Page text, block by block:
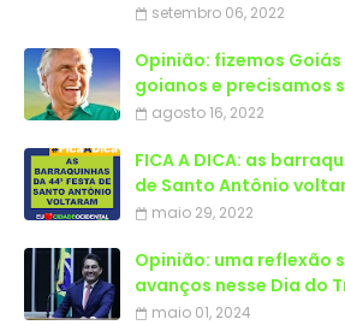
setembro 06, 2022
Opinião: fizemos
goianos e precisamos
agosto 16, 2022
FICA A DICA: as
de Santo Antônio
maio 29, 2022
Opinião: uma reflexão
avanços nesse Dia do
maio 01, 2024